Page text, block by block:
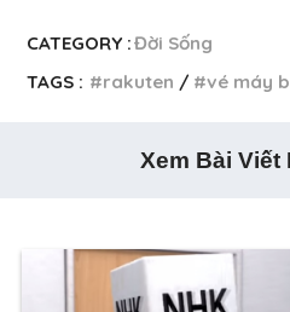
CATEGORY :Đời Sống
TAGS :
rakuten vé máy
Xem Bài Viết